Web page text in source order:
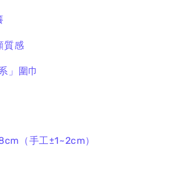
質感
」圍巾
（手工±1~2cm）